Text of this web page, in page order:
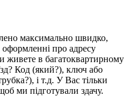
максимально швидко,
про адресу
живете в багатоквартирному
Код (який?), ключ або
і т.д. У Вас тільки
ми підготували здачу.